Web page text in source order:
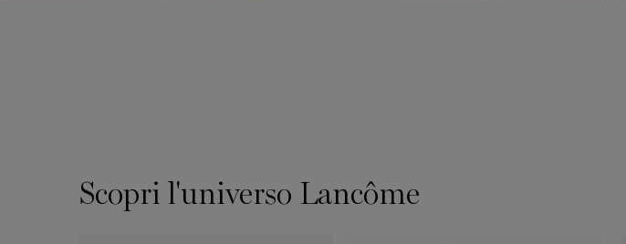
Scopri l'universo Lancôme